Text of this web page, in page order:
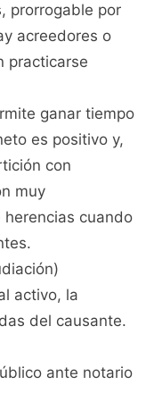
prorrogable por
acreedores o
practicarse
ganar tiempo
es positivo y,
con
muy
cuando
activo, la
del causante.
ante notario